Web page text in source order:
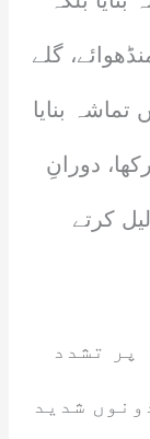
گلے
بنایا
دورانِ
کرتے
پر تشدد
شدید